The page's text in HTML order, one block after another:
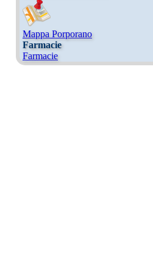
Mappa Porporano
Farmacie
Farmacie